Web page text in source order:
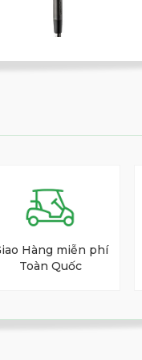
Hàng miễn phí
Toàn Quốc